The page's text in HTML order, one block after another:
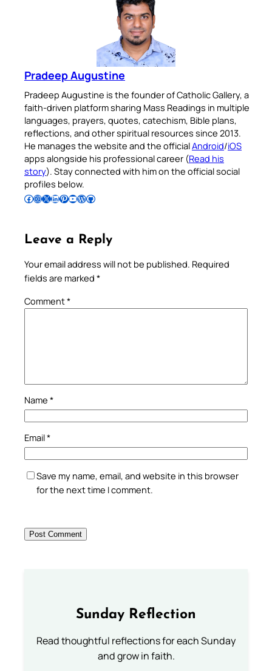
Pradeep Augustine
Pradeep Augustine is the founder of Catholic Gallery, a
faith-driven platform sharing Mass Readings in multiple
languages, prayers, quotes, catechism, Bible plans,
reflections, and other spiritual resources since 2013.
He manages the website and the officialAndroid/iOS
apps alongside his professional career (Read his
story). Stay connected with him on the official social
profiles below.
Follow Pradeep on Facebook Follow Pradeep on InstagramFollow Pradeep on X Follow Pradeep on LinkedIn Follow Pradeep on Pinterest Subscribe to Pradeep’s Youtube Channel Follow Pradeep on WordPress Follow Pradeep on GitHub
Leave a Reply
Your email address will not be published. Required
fields are marked *
Comment*
Name *
Email*
Save my name, email, and website in this browser
for the next time I comment.
Sunday Reflection
Read thoughtful reflections for each Sunday
and grow in faith.